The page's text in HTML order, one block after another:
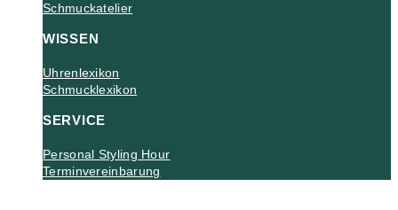
Schmuckatelier
WISSEN
Uhrenlexikon
Schmucklexikon
SERVICE
Personal Styling Hour
Terminvereinbarung